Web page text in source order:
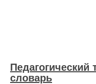
Педагогический
словарь